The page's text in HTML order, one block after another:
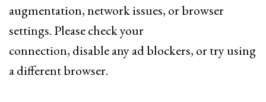
augmentation, network issues, or browser
settings. Please check your
connection, disable any ad blockers, or try using
a different browser.